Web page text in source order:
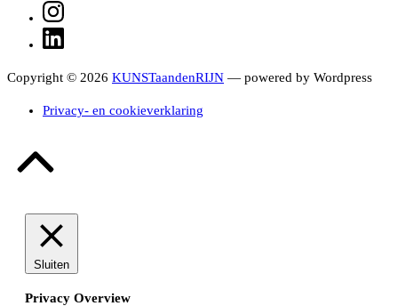
Instagram
Copyright © 2026 KUNSTaandenRIJN — powered by Wordpress
Privacy- en cookieverklaring
Sluiten
Privacy Overview